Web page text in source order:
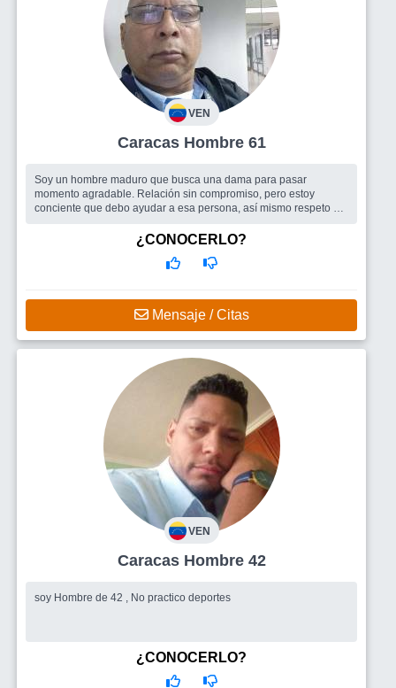
VEN
Caracas Hombre 61
Soy un hombre maduro que busca una dama para pasar
momento agradable. Relación sin compromiso, pero estoy
conciente que debo ayudar a esa persona, así mismo respeto al
Una mujer para salir y pasarla bien.
¿CONOCERLO?
Mensaje / Citas
VEN
Caracas Hombre 42
soy Hombre de 42 , No practico deportes
¿CONOCERLO?